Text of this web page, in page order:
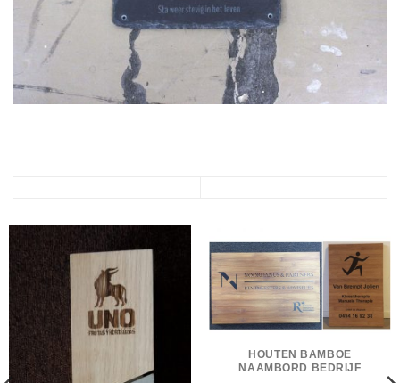
HOUTEN BAMBOE
NAAMBORD BEDRIJF